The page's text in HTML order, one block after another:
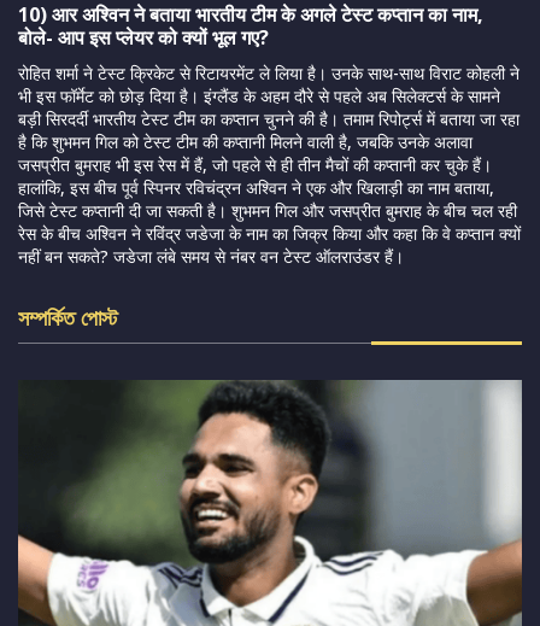
10) आर अश्विन ने बताया भारतीय टीम के अगले टेस्ट कप्तान का नाम,
बोले- आप इस प्लेयर को क्यों भूल गए?
रोहित शर्मा ने टेस्ट क्रिकेट से रिटायरमेंट ले लिया है। उनके साथ-साथ विराट कोहली ने
भी इस फॉर्मेट को छोड़ दिया है। इंग्लैंड के अहम दौरे से पहले अब सिलेक्टर्स के सामने
बड़ी सिरदर्दी भारतीय टेस्ट टीम का कप्तान चुनने की है। तमाम रिपोर्ट्स में बताया जा रहा
है कि शुभमन गिल को टेस्ट टीम की कप्तानी मिलने वाली है, जबकि उनके अलावा
जसप्रीत बुमराह भी इस रेस में हैं, जो पहले से ही तीन मैचों की कप्तानी कर चुके हैं।
हालांकि, इस बीच पूर्व स्पिनर रविचंद्रन अश्विन ने एक और खिलाड़ी का नाम बताया,
जिसे टेस्ट कप्तानी दी जा सकती है। शुभमन गिल और जसप्रीत बुमराह के बीच चल रही
रेस के बीच अश्विन ने रविंद्र जडेजा के नाम का जिक्र किया और कहा कि वे कप्तान क्यों
नहीं बन सकते? जडेजा लंबे समय से नंबर वन टेस्ट ऑलराउंडर हैं।
সম্পর্কিত পোস্ট